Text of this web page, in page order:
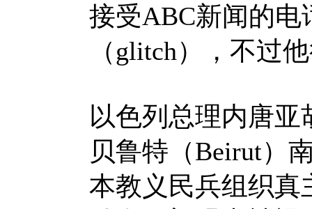
接受ABC新闻的
（glitch），不过
以色列总理内唐
贝鲁特（Beirut）
本教义民兵组织真